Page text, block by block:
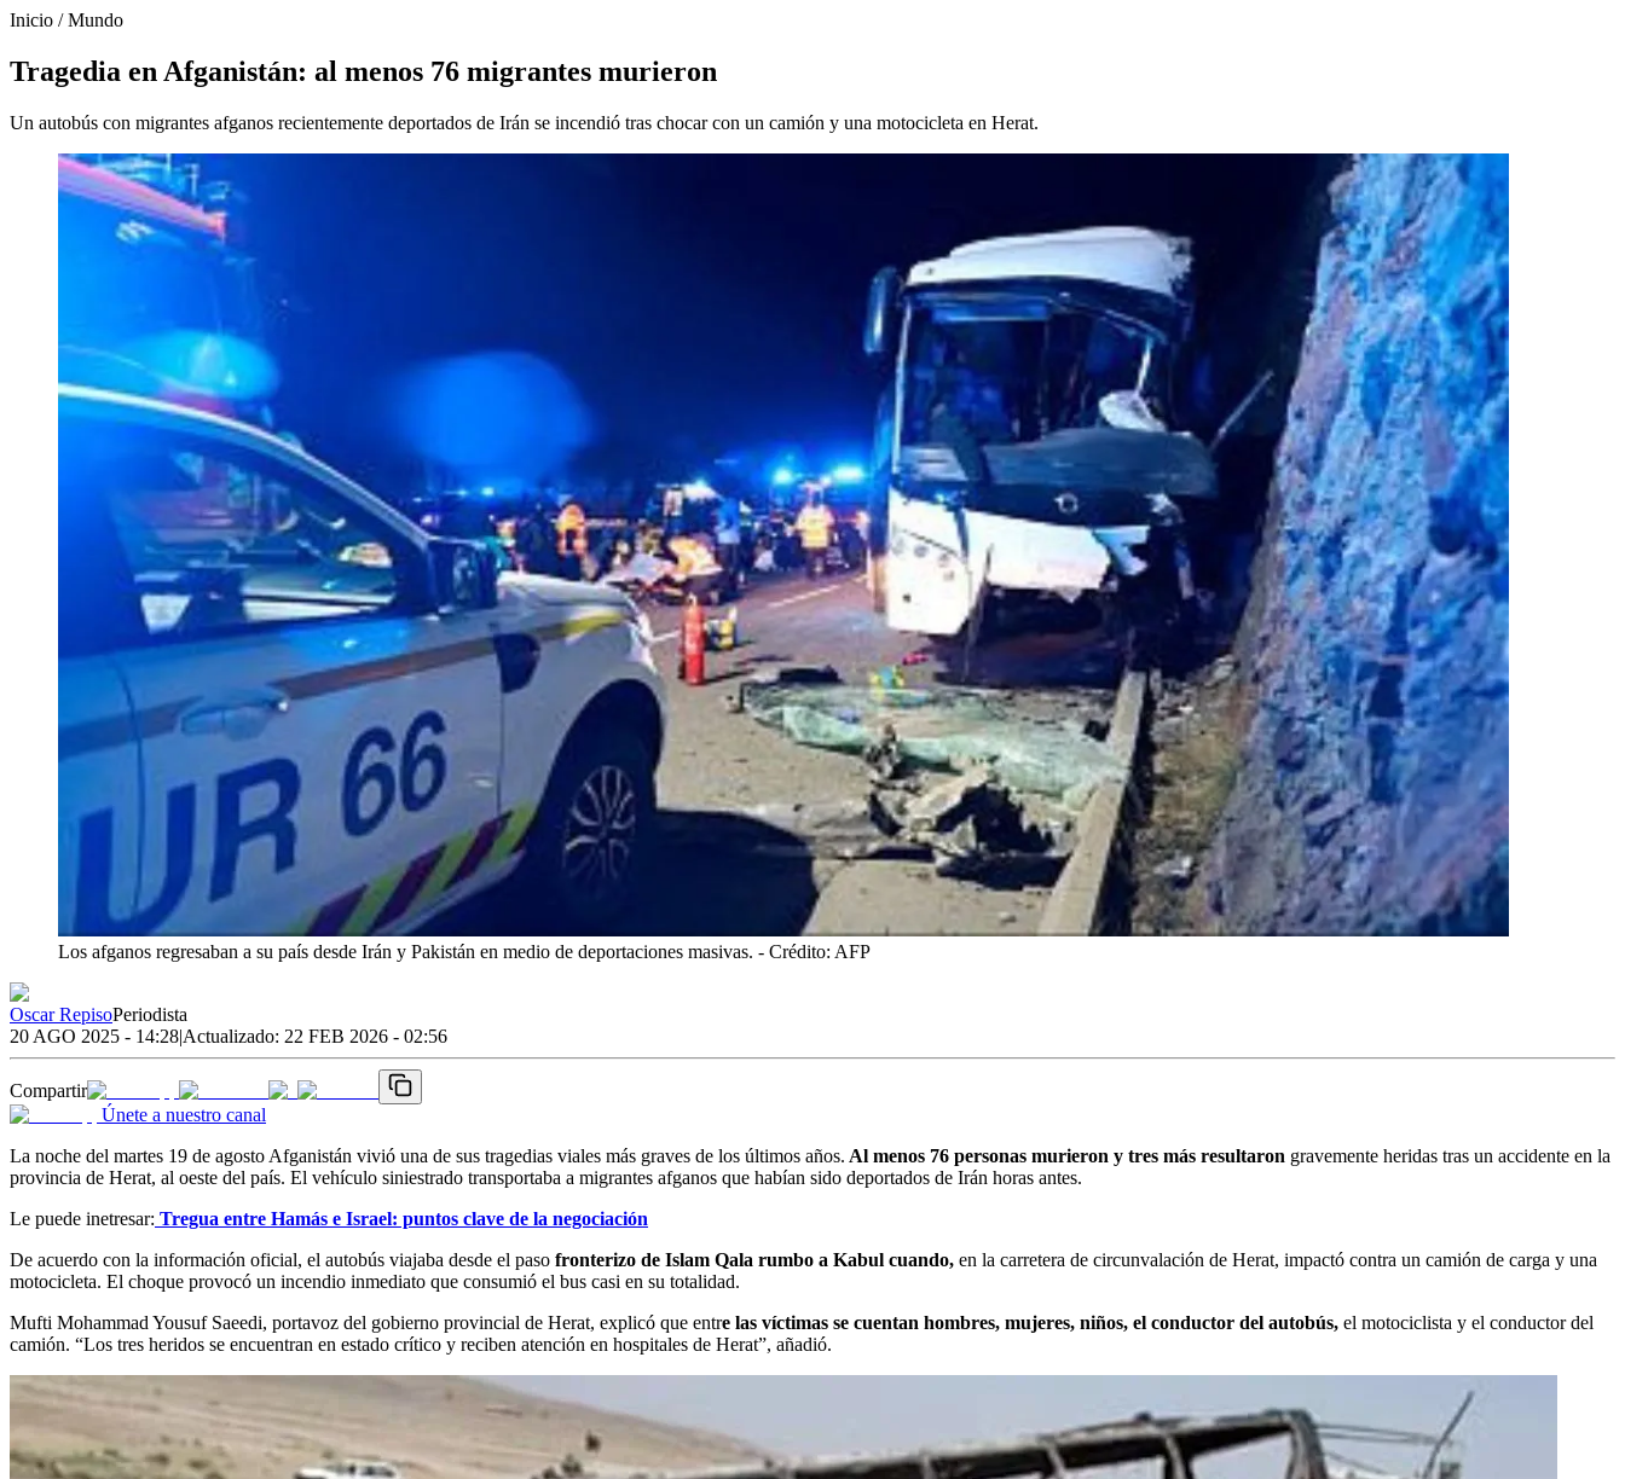
Inicio /Mundo
Tragedia en Afganistán: al menos 76 migrantes murieron
Un autobús con migrantes afganos recientemente deportados de Irán se incendió tras chocar con un camión y una motocicleta en Herat.
Los afganos regresaban a su país desde Irán y Pakistán en medio de deportaciones masivas. - Crédito: AFP
Oscar RepisoPeriodista
20 AGO 2025 - 14:28|Actualizado: 22 FEB 2026 - 02:56
Compartir
Únete a nuestro canal
La noche del martes 19 de agosto Afganistán vivió una de sus tragedias viales más graves de los últimos años. Al menos 76 personas murieron y tres más resultaron gravemente heridas tras un accidente en la
provincia de Herat, al oeste del país. El vehículo siniestrado transportaba a migrantes afganos que habían sido deportados de Irán horas antes.
Le puede inetresar: Tregua entre Hamás e Israel: puntos clave de la negociación
De acuerdo con la información oficial, el autobús viajaba desde el paso fronterizo de Islam Qala rumbo a Kabul cuando, en la carretera de circunvalación de Herat, impactó contra un camión de carga y una
motocicleta. El choque provocó un incendio inmediato que consumió el bus casi en su totalidad.
Mufti Mohammad Yousuf Saeedi, portavoz del gobierno provincial de Herat, explicó que entre las víctimas se cuentan hombres, mujeres, niños, el conductor del autobús, el motociclista y el conductor del
camión. “Los tres heridos se encuentran en estado crítico y reciben atención en hospitales de Herat”, añadió.